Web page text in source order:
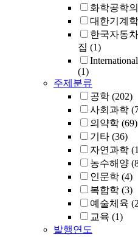
화학공학
대한기계
한국자동
집 (1)
(1)
주제분류
공학 (202)
사회과학
의약학 (69)
기타 (36)
자연과학
농수해양
인문학 (4)
복합학 (3)
예술체육
교육 (1)
발행연도